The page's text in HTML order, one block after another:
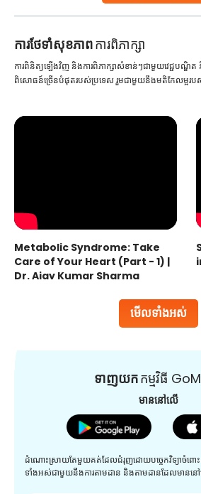
ការ​ថែទាំ​សុខភាពការពិភាក្សា
មើលទាំងអស់
ការពិនិត្យឡើងវិញ និងការពិភាក្សាសំខាន់ៗជាមួយវេជ្ជបណ្ឌិ
ពិសោធន៍ច្រើនបំផុតរបស់ប្រទេស រួមជាមួយនឹងមតិកែលម្អរប
Metabolic Syndrome: Take
Care of Your Heart (Part - 1) |
Dr. Ajay Kumar Sharma
ទាញយកកម្មវិធី
មាននៅលើ
ដំណោះស្រាយតែមួយគត់ដែលជំរុញដោយបច្ចេកវិទ្យាចំពោះតម្
ទាំងអស់ជាមួយនឹងការតាមដាន និងតាមដានដែលមាន